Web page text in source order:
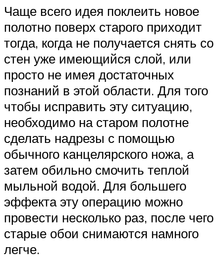
Чаще всего идея поклеить новое
полотно поверх старого приходит
тогда, когда не получается снять со
стен уже имеющийся слой, или
просто не имея достаточных
познаний в этой области. Для того
чтобы исправить эту ситуацию,
необходимо на старом полотне
сделать надрезы с помощью
обычного канцелярского ножа, а
затем обильно смочить теплой
мыльной водой. Для большего
эффекта эту операцию можно
провести несколько раз, после чего
старые обои снимаются намного
легче.